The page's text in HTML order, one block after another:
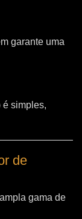
garante uma
é simples,
de
gama de